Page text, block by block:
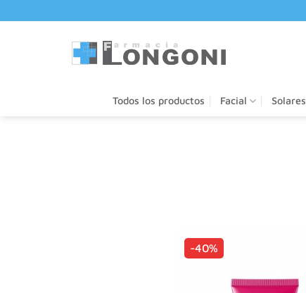
al
Todos los productos Facial Solares
-40%